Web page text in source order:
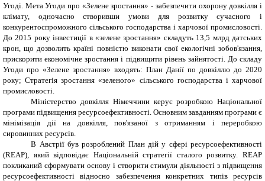
Угоді. Мета Угоди про «Зелене зростання» - забезпечити охорону довкілля і
клімату, одночасно створивши умови для розвитку сучасного і
конкурентоспроможного сільського господарства і харчової промисловості.
До 2015 року інвестиції в «зелене зростання» складуть 13,5 млрд датських
крон, що дозволить країні повністю виконати свої екологічні зобов'язання,
прискорити економічне зростання і підвищити рівень зайнятості. До складу
Угоди про «Зелене зростання» входять: План Данії по довкіллю до 2020
року; Стратегія зростання «зеленого» сільського господарства і харчової
промисловості.
Міністерство довкілля Німеччини керує розробкою Національної
програми підвищення ресурсоефективності. Основним завданням програми є
мінімізація дії на довкілля, пов'язаної з отриманням і переробкою
сировинних ресурсів.
В Австрії був розроблений План дій у сфері ресурсоефективності
(REAP), який відповідає Національній стратегії сталого розвитку. REAP
покликаний сформувати основу і створити стимули діяльності з підвищення
ресурсоефективності відносно забезпечення конкретних типів ресурсів